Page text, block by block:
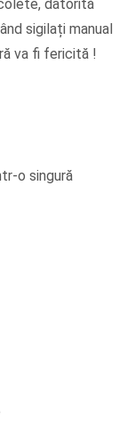
datorită
sigilați manual
va fi fericită !
o singură